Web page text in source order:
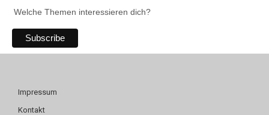
Welche Themen interessieren dich?
Impressum
Kontakt